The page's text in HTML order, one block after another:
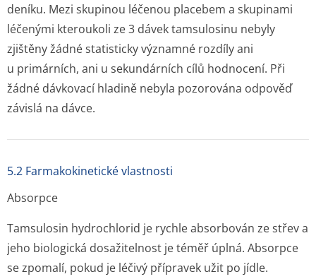
deníku. Mezi skupinou léčenou placebem a skupinami
léčenými kteroukoli ze 3 dávek tamsulosinu nebyly
zjištěny žádné statisticky významné rozdíly ani
u primárních, ani u sekundárních cílů hodnocení. Při
žádné dávkovací hladině nebyla pozorována odpověď
závislá na dávce.
5.2 Farmakokinetické vlastnosti
Absorpce
Tamsulosin hydrochlorid je rychle absorbován ze střev a
jeho biologická dosažitelnost je téměř úplná. Absorpce
se zpomalí, pokud je léčivý přípravek užit po jídle.